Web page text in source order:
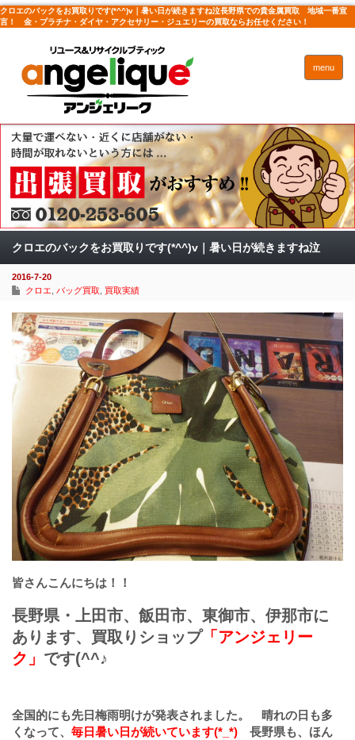
クロエのバックをお買取りです(*^^)v｜暑い日が続きますね泣長野県での貴金属買取 地域一番宣
言！ 金・プラチナ・ダイヤ・アクセサリー・ジュエリーの買取ならお任せください！
menu
クロエのバックをお買取りです(*^^)v｜暑い日が続きますね泣
2016-7-20
クロエ バッグ買取 買取実績
皆さんこんにちは！！
長野県・上田市、飯田市、東御市、伊那市に
あります、買取りショップ「アンジェリー
ク」 です(^^♪
全国的にも先日梅雨明けが発表されました。 晴れの日も多
くなって、 毎日暑い日が続いています(*_*) 長野県も、ほん